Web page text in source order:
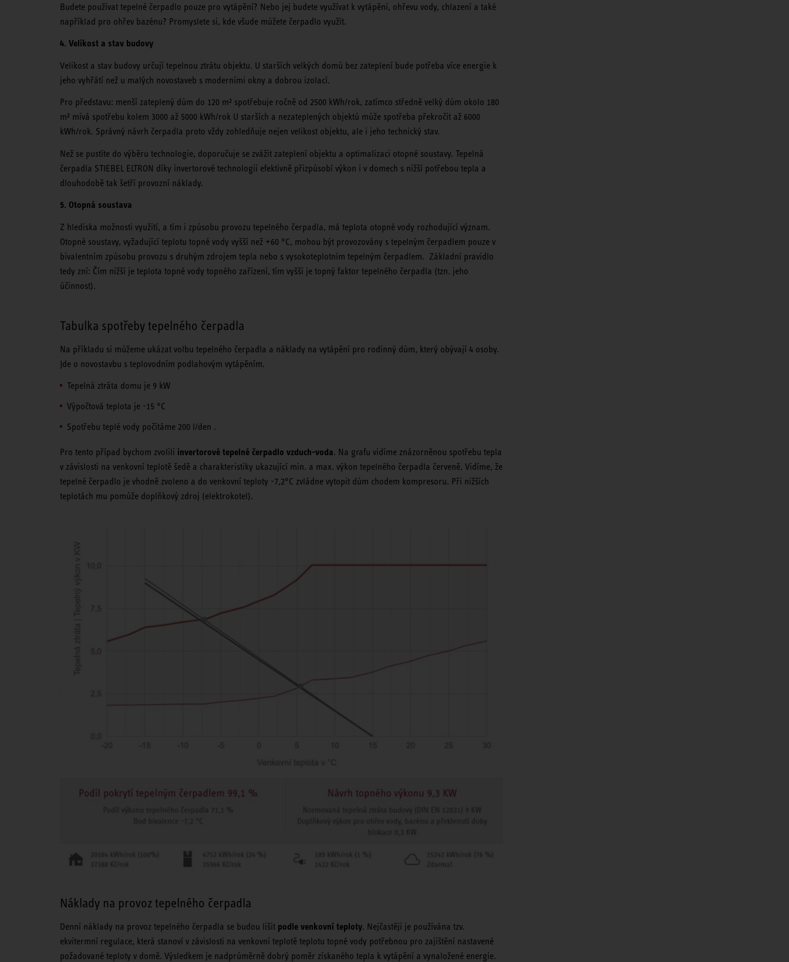
Budete používat tepelné čerpadlo pouze pro vytápění? Nebo jej budete využívat k vytápění, ohřevu vody, chlazení a také
například pro ohřev bazénu? Promyslete si, kde všude můžete čerpadlo využít.
4. Velikost a stav budovy
Velikost a stav budovy určují tepelnou ztrátu objektu. U starších velkých domů bez zateplení bude potřeba více energie k
jeho vyhřátí než u malých novostaveb s moderními okny a dobrou izolací.
Pro představu: menší zateplený dům do 120 m² spotřebuje ročně od 2500 kWh/rok, zatímco středně velký dům okolo 180
m² mívá spotřebu kolem 3000 až 5000 kWh/rok U starších a nezateplených objektů může spotřeba překročit až 6000
kWh/rok. Správný návrh čerpadla proto vždy zohledňuje nejen velikost objektu, ale i jeho technický stav.
Než se pustíte do výběru technologie, doporučuje se zvážit zateplení objektu a optimalizaci otopné soustavy. Tepelná
čerpadla STIEBEL ELTRON díky invertorové technologii efektivně přizpůsobí výkon i v domech s nižší potřebou tepla a
dlouhodobě tak šetří provozní náklady.
5. Otopná soustava
Z hlediska možnosti využití, a tím i způsobu provozu tepelného čerpadla, má teplota otopné vody rozhodující význam.
Otopné soustavy, vyžadující teplotu topné vody vyšší než +60 °C, mohou být provozovány s tepelným čerpadlem pouze v
bivalentním způsobu provozu s druhým zdrojem tepla nebo s vysokoteplotním tepelným čerpadlem. Základní pravidlo
tedy zní: Čím nižší je teplota topné vody topného zařízení, tím vyšší je topný faktor tepelného čerpadla (tzn. jeho
účinnost).
Tabulka spotřeby tepelného čerpadla
Na příkladu si můžeme ukázat volbu tepelného čerpadla a náklady na vytápění pro rodinný dům, který obývají 4 osoby.
Jde o novostavbu s teplovodním podlahovým vytápěním.
Tepelná ztráta domu je 9 kW
Výpočtová teplota je -15 °C
Spotřebu teplé vody počítáme 200 l/den .
Pro tento případ bychom zvolili invertorové tepelné čerpadlo vzduch-voda. Na grafu vidíme znázorněnou spotřebu tepla
v závislosti na venkovní teplotě šedě a charakteristiky ukazující min. a max. výkon tepelného čerpadla červeně. Vidíme, že
tepelné čerpadlo je vhodně zvoleno a do venkovní teploty -7,2°C zvládne vytopit dům chodem kompresoru. Při nižších
teplotách mu pomůže doplňkový zdroj (elektrokotel).
Náklady na provoz tepelného čerpadla
Denní náklady na provoz tepelného čerpadla se budou lišit podle venkovní teploty. Nejčastěji je používána tzv.
ekvitermní regulace, která stanoví v závislosti na venkovní teplotě teplotu topné vody potřebnou pro zajištění nastavené
požadované teploty v domě. Výsledkem je nadprůměrně dobrý poměr získaného tepla k vytápění a vynaložené energie.